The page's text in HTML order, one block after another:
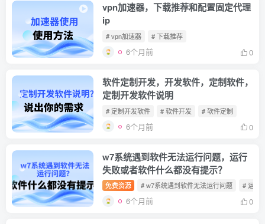
vpn加速器，下载推荐和配置固定代理
ip
# vpn加速器 # 下载推荐
6个月前 0
软件定制开发，开发软件，定制软件，
定制开发软件说明
# 定制开发软件 # 软件开发 # 软件定制
6个月前 0
w7系统遇到软件无法运行问题，运行
失败或者软件什么都没有提示？
免费资源 # w7系统遇到软件无法运行问题 # 运行
6个月前 0